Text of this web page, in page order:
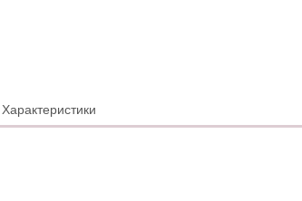
Характеристики